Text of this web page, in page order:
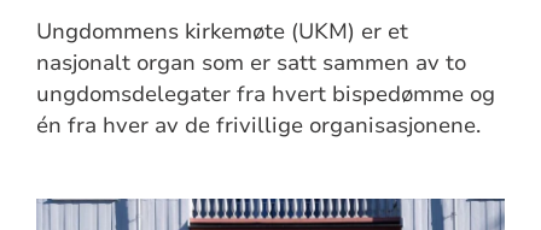
Ungdommens kirkemøte (UKM) er et
nasjonalt organ som er satt sammen av to
ungdomsdelegater fra hvert bispedømme og
én fra hver av de frivillige organisasjonene.